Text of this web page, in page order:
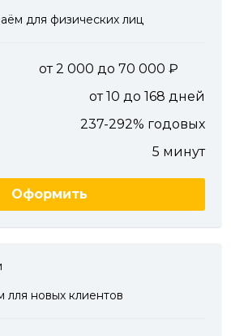
для физических лиц
от 2 000 до 70 000
от 10 до 168 дней
237-292% годовых
5 минут
Оформить
лля новых клиентов